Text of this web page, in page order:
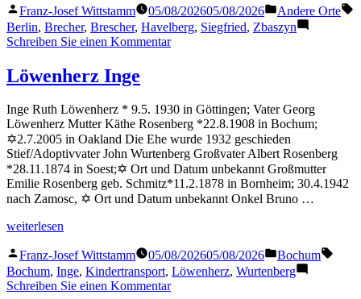
Veröffentlicht
von
Franz-Josef Wittstamm 05/08/202605/08/2026
Veröffentlicht
in
Andere Orte
Berlin, Brecher, Brescher, Havelberg, Siegfried, Zbaszyn
Schreiben Sie einen Kommentarzu
Löwenherz Inge
Inge Ruth Löwenherz * 9.5. 1930 in Göttingen; Vater Georg
Löwenherz Mutter Käthe Rosenberg *22.8.1908 in Bochum;
✡2.7.2005 in Oakland Die Ehe wurde 1932 geschieden
Stief/Adoptivvater John Wurtenberg Großvater Albert Rosenberg
*28.11.1874 in Soest;✡ Ort und Datum unbekannt Großmutter
Emilie Rosenberg geb. Schmitz*11.2.1878 in Bornheim; 30.4.1942
nach Zamosc, ✡ Ort und Datum unbekannt Onkel Bruno …
„Löwenherz
weiterlesen
Veröffentlicht
von
Franz-Josef Wittstamm 05/08/202605/08/2026
Veröffentlicht
in
Bochum
Bochum, Inge, Kindertransport, Löwenherz, Wurtenberg
Schreiben Sie einen Kommentarzu